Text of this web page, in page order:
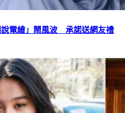
電繪」鬧風波 承諾送網友禮